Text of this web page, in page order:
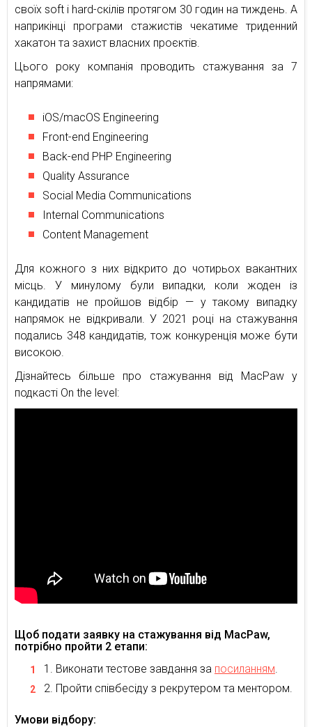
своїх soft і hard-скілів протягом 30 годин на тиждень. А
наприкінці програми стажистів чекатиме триденний
хакатон та захист власних проєктів.
Цього року компанія проводить стажування за 7
напрямами:
iOS/macOS Engineering
Front-end Engineering
Back-end PHP Engineering
Quality Assurance
Social Media Communications
Internal Communications
Content Management
Для кожного з них відкрито до чотирьох вакантних
місць. У минулому були випадки, коли жоден із
кандидатів не пройшов відбір — у такому випадку
напрямок не відкривали. У 2021 році на стажування
подались 348 кандидатів, тож конкуренція може бути
високою.
Дізнайтесь більше про стажування від MacPaw у
подкасті On the level:
Щоб подати заявку на стажування від MacPaw,
потрібно пройти 2 етапи:
Виконати тестове завдання за посиланням
Пройти співбесіду з рекрутером та ментором.
Умови відбору: